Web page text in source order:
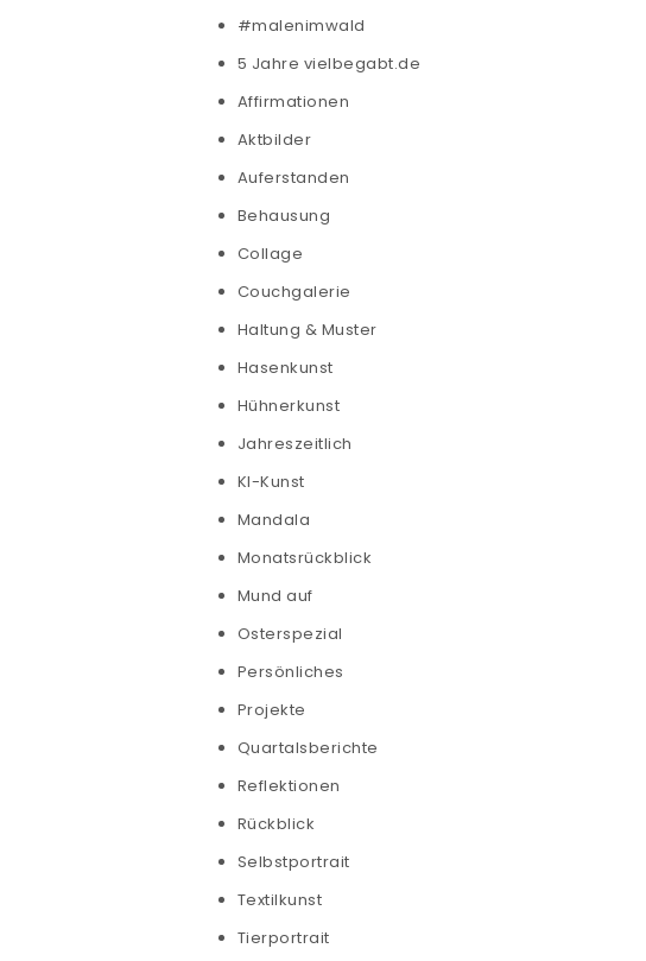
#malenimwald
5 Jahre vielbegabt.de
Affirmationen
Aktbilder
Auferstanden
Behausung
Collage
Couchgalerie
Haltung & Muster
Hasenkunst
Hühnerkunst
Jahreszeitlich
KI-Kunst
Mandala
Monatsrückblick
Mund auf
Osterspezial
Persönliches
Projekte
Quartalsberichte
Reflektionen
Rückblick
Selbstportrait
Textilkunst
Tierportrait